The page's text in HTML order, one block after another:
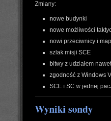
Zmiany:
nowe budynki
nowe możliwości
nowi przeciwnicy i
szlak misji SCE
bitwy z udziałem
zgodność z Windows
SCE i SC w jednej
Wyniki sondy